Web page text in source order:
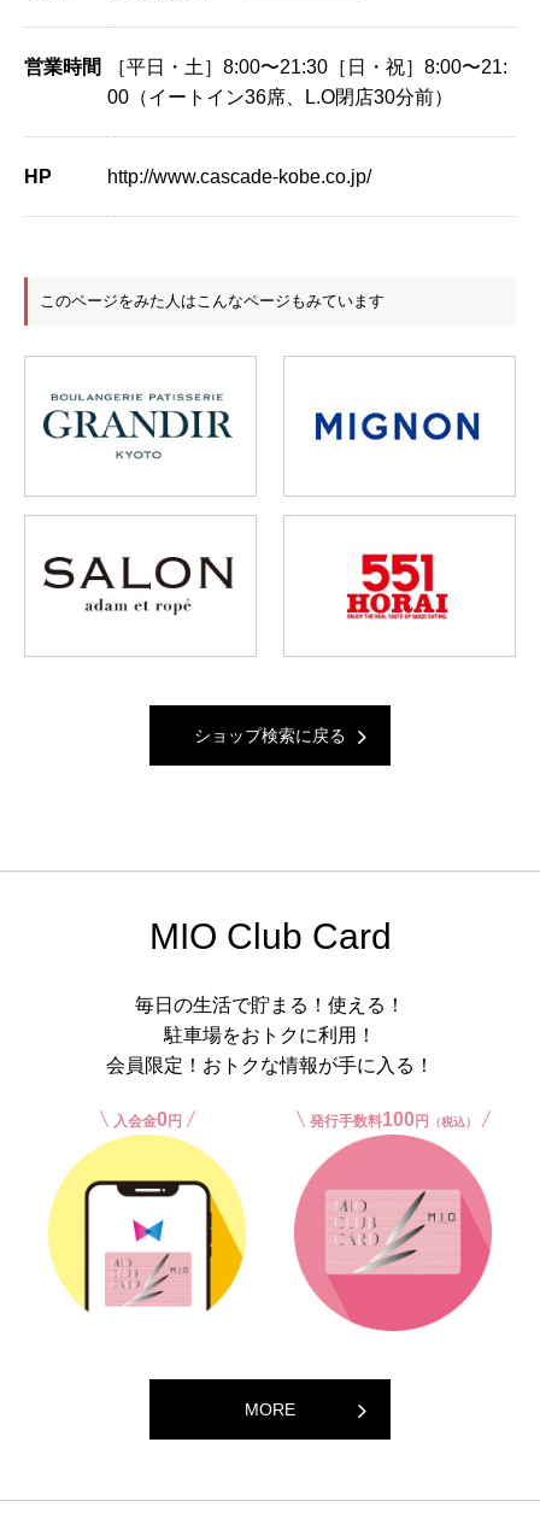
営業時間
［平日・土］8:00〜21:30［日・祝］8:00〜21:
00（イートイン36席、L.O閉店30分前）
HP http://www.cascade-kobe.co.jp/
このページをみた人はこんなページもみています
ショップ検索に戻る
MIO Club Card
毎日の生活で貯まる！使える！
駐車場をおトクに利用！
会員限定！おトクな情報が手に入る！
入会金0円 発行手数料100円 （税込）
MORE